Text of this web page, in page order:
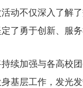
动不仅深入了解
了勇于创新、服务
续加强与各高校
基层工作，发光